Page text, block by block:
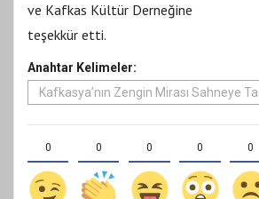
ve Kafkas Kültür Derneğine
teşekkür etti.
Anahtar Kelimeler:
Kafkasya’nın Zengin Mirası Sahneye
0 0 0 0 0